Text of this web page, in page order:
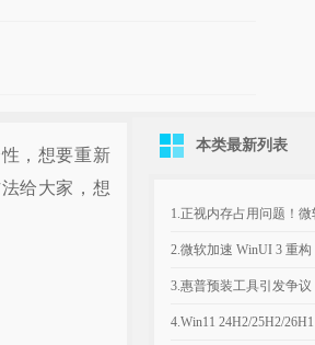
，想要重新
给大家，想
本类最新列表
1.正视内存占用问题！微
计划年底优化Win11，改善
8GB设备运行体验
2.微软加速 WinUI 3 重构
Win11，深色属性界面仅
开端
3.惠普预装工具引发争议
Win11电脑反复推送弹窗
4.Win11 24H2/25H2/